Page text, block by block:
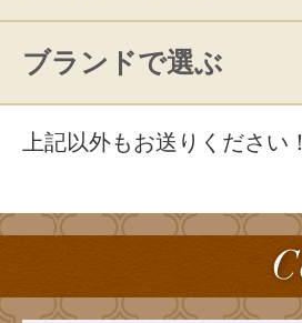
ブランドで選ぶ
上記以外もお送りください！